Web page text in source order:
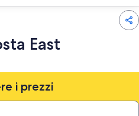
East
i prezzi